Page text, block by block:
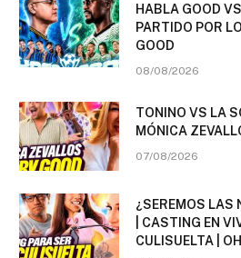
HABLA GOOD
PARTIDO POR
GOOD
08/08/2026
TONINO VS LA
MÓNICA
07/08/2026
¿SEREMOS LAS
| CASTING EN
CULISUELTA |